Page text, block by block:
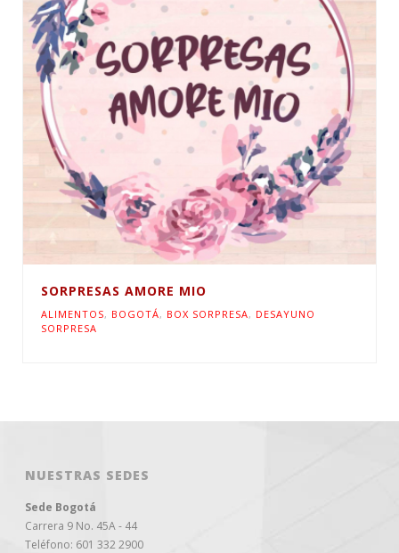
SORPRESAS AMORE MIO
ALIMENTOS, BOGOTÁ, BOX SORPRESA, DESAYUNO
SORPRESA
NUESTRAS SEDES
Sede Bogotá
Carrera 9 No. 45A - 44
Teléfono: 601 332 2900